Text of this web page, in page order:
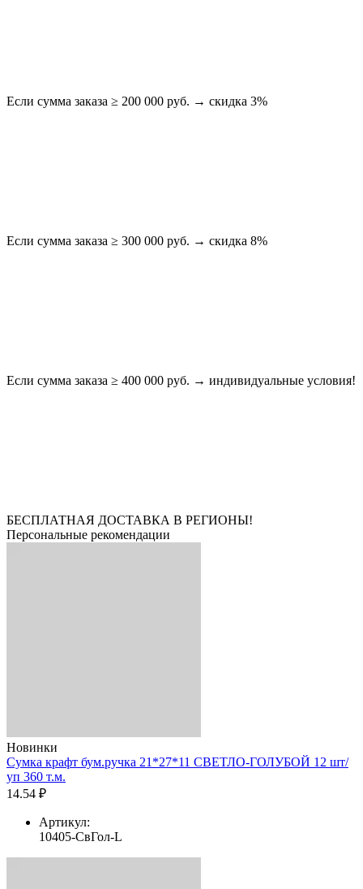
Если сумма заказа ≥ 200 000 руб. → скидка 3%
Если сумма заказа ≥ 300 000 руб. → скидка 8%
Если сумма заказа ≥ 400 000 руб. → индивидуальные условия!
БЕСПЛАТНАЯ ДОСТАВКА В РЕГИОНЫ!
Персональные рекомендации
Новинки
Сумка крафт бум.ручка 21*27*11 СВЕТЛО-ГОЛУБОЙ 12 шт/
уп 360 т.м.
14.54 ₽
Артикул:
10405-СвГол-L